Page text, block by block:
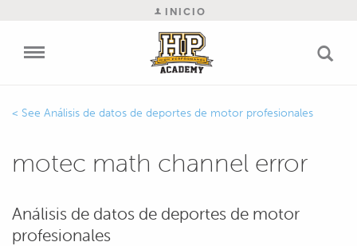
INICIO
Análisis de datos de deportes de motor profesionales
motec math channel error
Análisis de datos de deportes de motor
profesionales